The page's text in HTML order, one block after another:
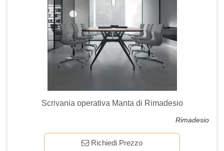
Scrivania operativa Manta di Rimadesio
Rimadesio
Richiedi Prezzo